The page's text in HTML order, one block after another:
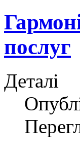
послуг
Деталі